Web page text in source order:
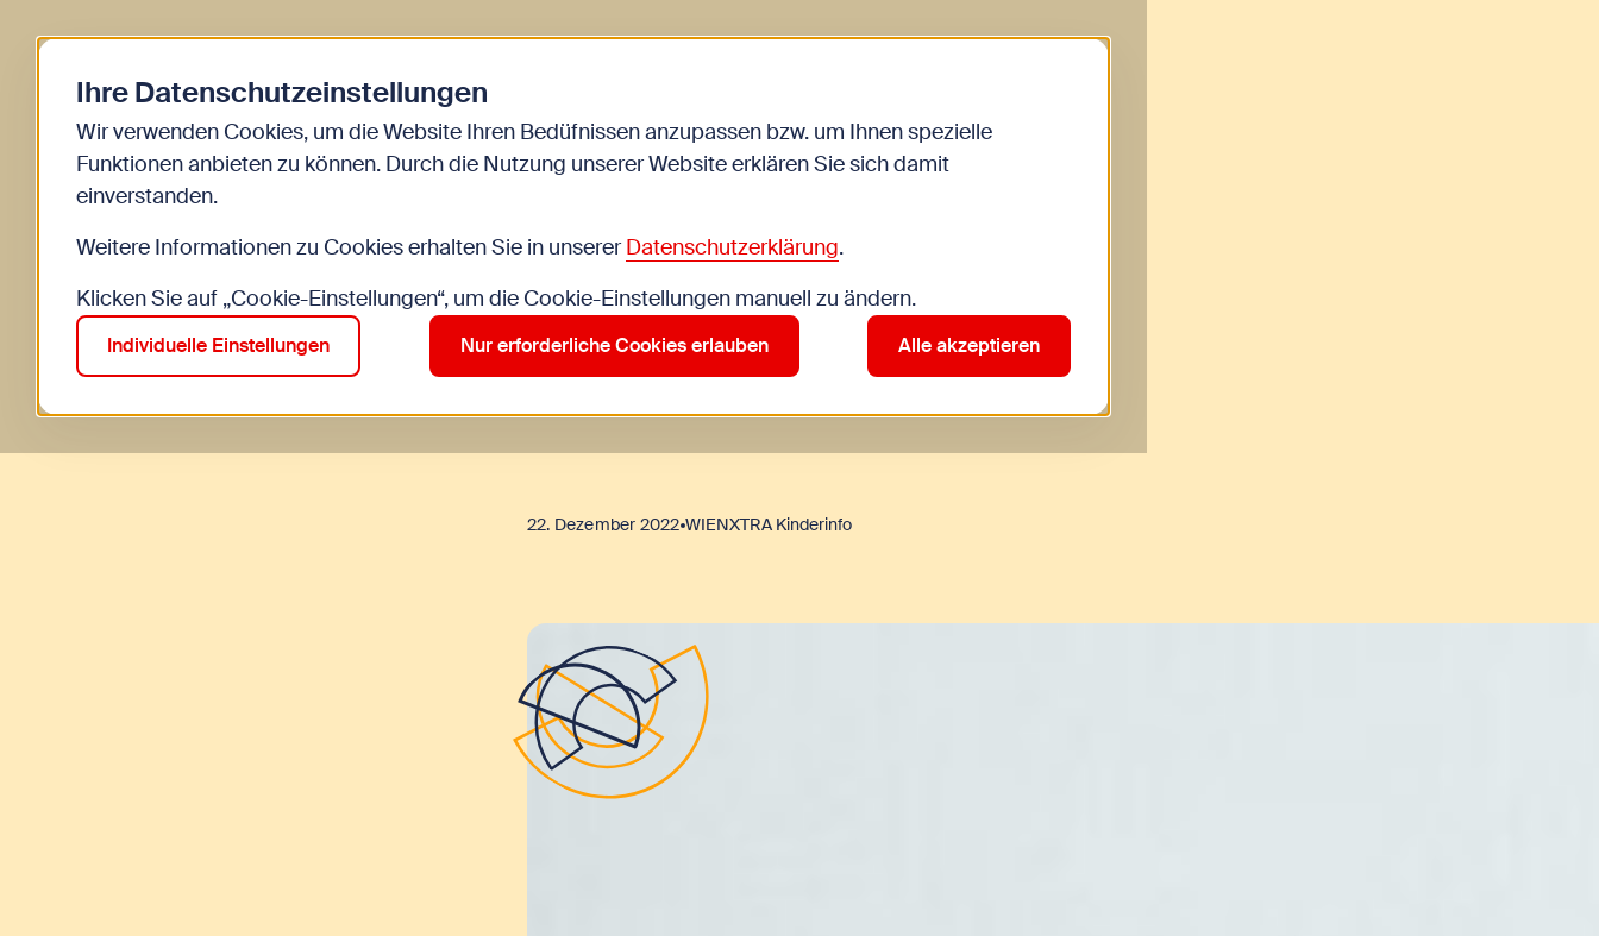
Start Kinder Blog Kniereiter und Fingerspiele
22. Dezember 2022 WIENXTRA Kinderinfo
Ihre Datenschutzeinstellungen
Wir verwenden Cookies, um die Website Ihren Bedüfnissen anzupassen bzw. um Ihnen spezielle
Funktionen anbieten zu können. Durch die Nutzung unserer Website erklären Sie sich damit
einverstanden.
Weitere Informationen zu Cookies erhalten Sie in unsererDatenschutzerklärung.
Klicken Sie auf „Cookie-Einstellungen“, um die Cookie-Einstellungen manuell zu ändern.
Individuelle Einstellungen Nur erforderliche Cookies erlauben Alle akzeptieren